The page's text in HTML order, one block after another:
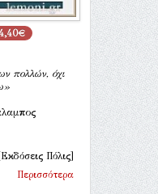
πολλών, όχι
[Εκδόσεις Πόλις]
Περισσότερα